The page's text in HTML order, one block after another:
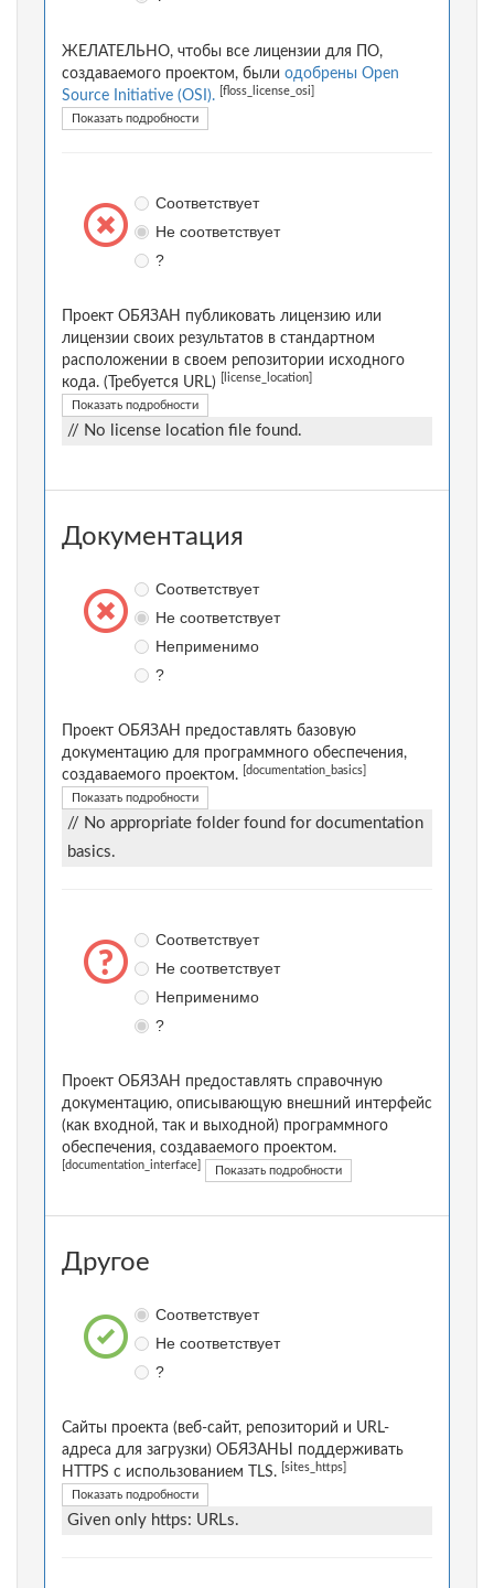
ЖЕЛАТЕЛЬНО, чтобы все лицензии для ПО,
создаваемого проектом, были одобрены Open
Source Initiative (OSI).
[floss_license_osi]
Показать подробности
Соответствует
Не соответствует
?
Проект ОБЯЗАН публиковать лицензию или
лицензии своих результатов в стандартном
расположении в своем репозитории исходного
кода. (Требуется URL)
[license_location]
Показать подробности
// No license location file found.
Документация
Соответствует
Не соответствует
Неприменимо
?
Проект ОБЯЗАН предоставлять базовую
документацию для программного обеспечения,
создаваемого проектом.
[documentation_basics]
Показать подробности
// No appropriate folder found for documentation
basics.
Соответствует
Не соответствует
Неприменимо
?
Проект ОБЯЗАН предоставлять справочную
документацию, описывающую внешний интерфейс
(как входной, так и выходной) программного
обеспечения, создаваемого проектом.
[documentation_interface] Показать подробности
Другое
Соответствует
Не соответствует
?
Сайты проекта (веб-сайт, репозиторий и URL-
адреса для загрузки) ОБЯЗАНЫ поддерживать
HTTPS с использованием TLS.
[sites_https]
Показать подробности
Given only https: URLs.